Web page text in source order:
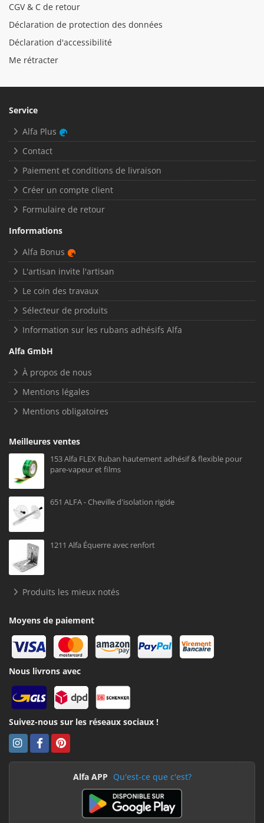
CGV & C de retour
Déclaration de protection des données
Déclaration d'accessibilité
Me rétracter
Service
Alfa Plus
Contact
Paiement et conditions de livraison
Créer un compte client
Formulaire de retour
Informations
Alfa Bonus
L'artisan invite l'artisan
Le coin des travaux
Sélecteur de produits
Information sur les rubans adhésifs Alfa
Alfa GmbH
À propos de nous
Mentions légales
Mentions obligatoires
Meilleures ventes
153 Alfa FLEX Ruban hautement adhésif & flexible pour
pare-vapeur et films
651 ALFA - Cheville d'isolation rigide
1211 Alfa Équerre avec renfort
Produits les mieux notés
Moyens de paiement
Nous livrons avec
Suivez-nous sur les réseaux sociaux !
Alfa APP Qu'est-ce que c'est?